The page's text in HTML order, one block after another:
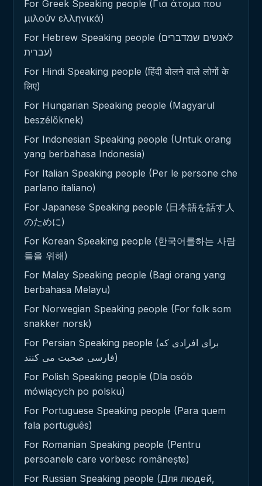
For Greek Speaking people (Για άτομα που
μιλούν ελληνικά)
For Hebrew Speaking people (לאנשים שמדברים
עברית)
For Hindi Speaking people (हिंदी बोलने वाले लोगों के
लिए)
For Hungarian Speaking people (Magyarul
beszélőknek)
For Indonesian Speaking people (Untuk orang
yang berbahasa Indonesia)
For Italian Speaking people (Per le persone che
parlano italiano)
For Japanese Speaking people (日本語を話す人
のために)
For Korean Speaking people (한국어를하는 사람
들을 위해)
For Malay Speaking people (Bagi orang yang
berbahasa Melayu)
For Norwegian Speaking people (For folk som
snakker norsk)
For Persian Speaking people (برای افرادی که
فارسی صحبت می کنند)
For Polish Speaking people (Dla osób
mówiących po polsku)
For Portuguese Speaking people (Para quem
fala português)
For Romanian Speaking people (Pentru
persoanele care vorbesc românește)
For Russian Speaking people (Для людей,